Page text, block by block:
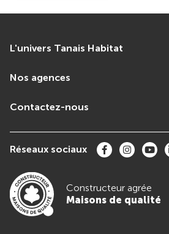
L'univers Tanais Habitat
Nos agences
Contactez-nous
Réseaux sociaux
Constructeur agrée
Maisons de qualité